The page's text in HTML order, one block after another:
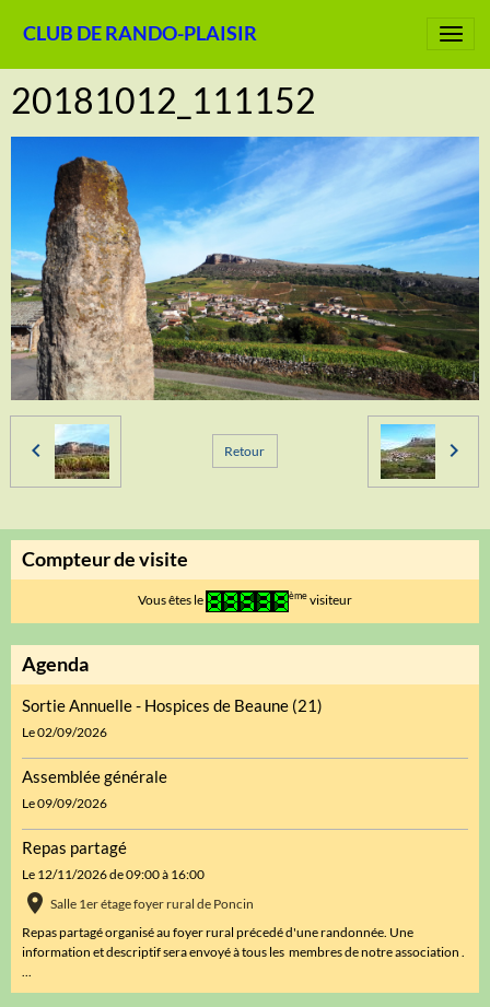
CLUB DE RANDO-PLAISIR
20181012_111152
Retour
Compteur de visite
Vous êtes le èmevisiteur
Agenda
Sortie Annuelle - Hospices de Beaune (21)
Le 02/09/2026
Assemblée générale
Le 09/09/2026
Repas partagé
Le 12/11/2026de 09:00à 16:00
Salle 1er étage foyer rural de Poncin
Repas partagé organisé au foyer rural précedé d'une randonnée. Une
information et descriptif sera envoyé à tous les membres de notre association .